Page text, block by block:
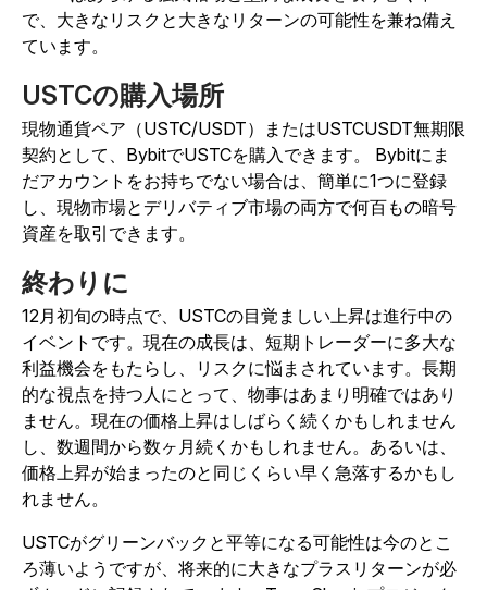
で、大きなリスクと大きなリターンの可能性を兼ね備え
ています。
USTCの購入場所
現物通貨ペア（USTC/USDT）またはUSTCUSDT無期限
契約として、BybitでUSTCを購入できます。
Bybitにま
だアカウントをお持ちでない場合は、簡単に1つに登録
し、現物市場とデリバティブ市場の両方で何百もの暗号
資産を取引できます。
終わりに
12月初旬の時点で、USTCの目覚ましい上昇は進行中の
イベントです。現在の成長は、短期トレーダーに多大な
利益機会をもたらし、リスクに悩まされています。長期
的な視点を持つ人にとって、物事はあまり明確ではあり
ません。現在の価格上昇はしばらく続くかもしれません
し、数週間から数ヶ月続くかもしれません。あるいは、
価格上昇が始まったのと同じくらい早く急落するかもし
れません。
USTCがグリーンバックと平等になる可能性は今のとこ
ろ薄いようですが、将来的に大きなプラスリターンが必